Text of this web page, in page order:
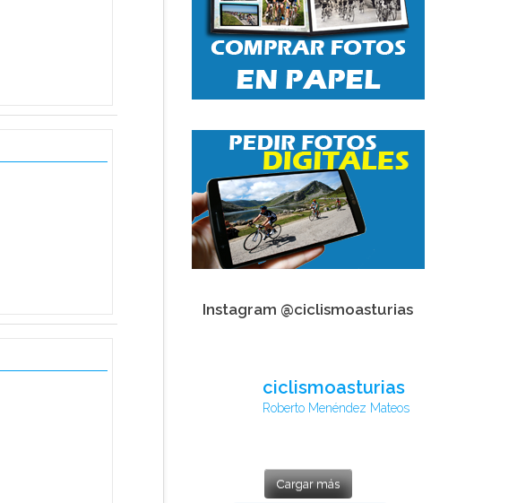
Instagram @ciclismoasturias
ciclismoasturias
Roberto Menéndez Mateos
Cargar más